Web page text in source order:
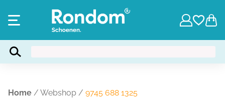
Home / Webshop / 9745 688 1325